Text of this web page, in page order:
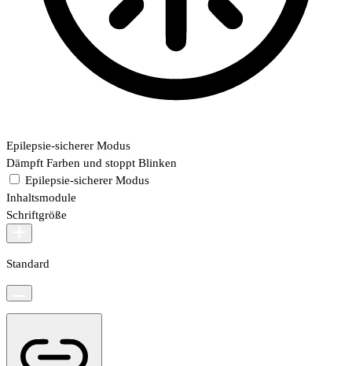
Epilepsie-sicherer Modus
Dämpft Farben und stoppt Blinken
Epilepsie-sicherer Modus
Inhaltsmodule
Schriftgröße
Standard